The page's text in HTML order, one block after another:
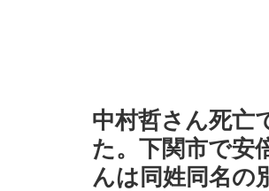
中村哲さん死亡
た。下関市で安
んは同姓同名の